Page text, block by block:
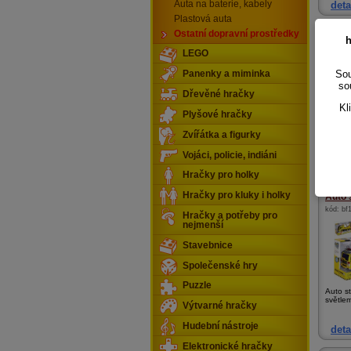
Auto
Auto
kód:
Auto
Auta na baterie, kabely
Plastová auta
Ostatní dopravní prostředky
LEGO
Panenky a miminka
Dřevěné hračky
Plyšové hračky
Zvířátka a figurky
Vojáci, policie, indiáni
Hračky pro holky
Hračky pro kluky i holky
Hračky a potřeby pro
nejmenší
Stavebnice
Společenské hry
Puzzle
Výtvarné hračky
Hudební nástroje
Elektronické hračky